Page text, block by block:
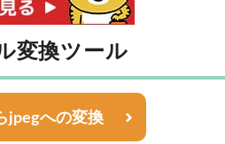
変換ツール
jpegへの変換